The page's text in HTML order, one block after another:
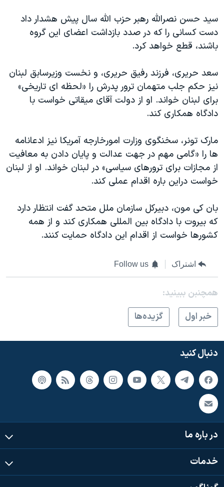
سید حسن نصرالله رهبر حزب الله سال پیش هشدار داد
دست کسانی را که در صدد بازداشت اعضای این گروه
باشند، قطع خواهد کرد.
سعد حریری، فرزند رفیق حریری، و نخست وزیرسابق لبنان
نیز حکم جلب متهمان ترور پدرش را «لحظه ای تاریخی»
برای لبنان خواند. او از دولت آقای میقاتی خواست با
دادگاه همکاری کند.
مارک تونر، سخنگوی وزارت امورخارجه آمریکا نیز ادعانامه
ها را «گامی مهم در جهت عدالت و پایان دادن به معافیت
از مجازات برای ترورهای سیاسی» در لبنان خواند. او از لبنان
خواست دراین باره اقدام عملی کند.
بان کی مون، دبیرکل سازمان ملل متحد گفت انتظار دارد
که بیروت با دادگاه بین المللی همکاری کند و از همه
کشورها خواست از اقدام این دادگاه حمایت کنند.
اشتراک Follow us
همچنبن ببینید:
خبر اول
گزيده‌ها
دنبال کنید
در باره ما
خدمات